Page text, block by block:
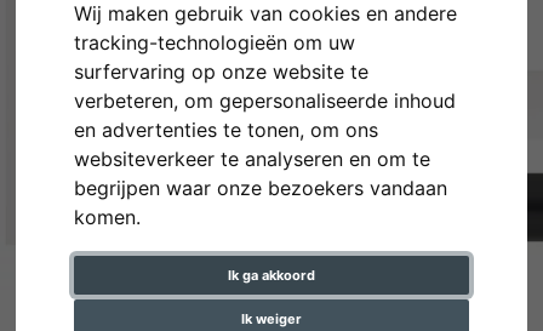
Wij maken gebruik van cookies en andere
tracking-technologieën om uw
surfervaring op onze website te
verbeteren, om gepersonaliseerde inhoud
en advertenties te tonen, om ons
websiteverkeer te analyseren en om te
begrijpen waar onze bezoekers vandaan
komen.
Ik ga akkoord
Ik weiger
Terug